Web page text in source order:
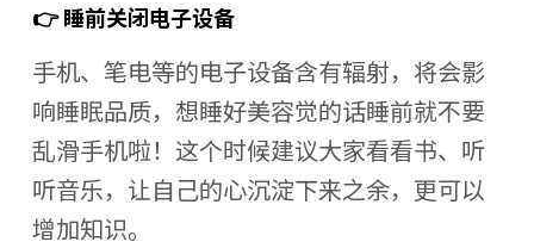
👉 睡前关闭电子设备
手机、笔电等的电子设备含有辐射，将会影
响睡眠品质，想睡好美容觉的话睡前就不要
乱滑手机啦！这个时候建议大家看看书、听
听音乐，让自己的心沉淀下来之余，更可以
增加知识。